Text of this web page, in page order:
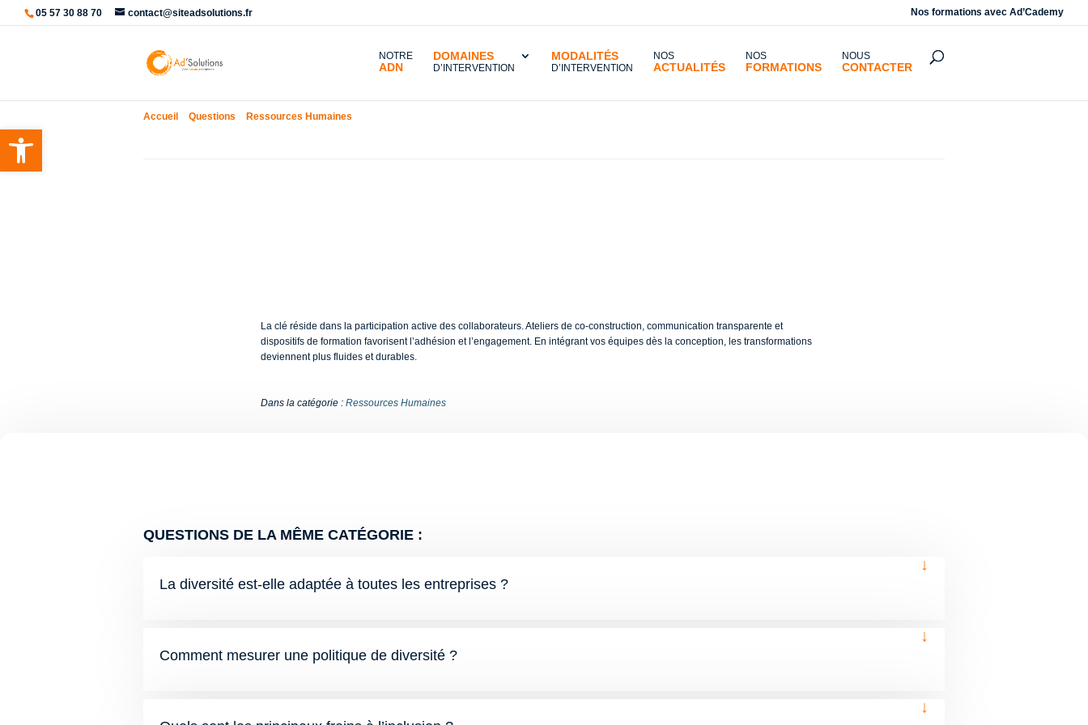
Ouvrir la barre d’outils
05 57 30 88 70 contact@siteadsolutions.fr Nos formations avec Ad’Cademy
NOTRE
ADN
DOMAINES
D’INTERVENTION
MODALITÉS
D’INTERVENTION
NOS
ACTUALITÉS
NOS
FORMATIONS
NOUS
CONTACTER
Accueil Questions Ressources Humaines
La clé réside dans la participation active des collaborateurs. Ateliers de co-construction, communication transparente et
dispositifs de formation favorisent l’adhésion et l’engagement. En intégrant vos équipes dès la conception, les transformations
deviennent plus fluides et durables.
Dans la catégorie : Ressources Humaines
QUESTIONS DE LA MÊME CATÉGORIE :
La diversité est-elle adaptée à toutes les entreprises ?
↓
Comment mesurer une politique de diversité ?
↓
↓